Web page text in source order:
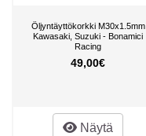
Öljyntäyttökorkki M30x1.5mm
Kawasaki, Suzuki - Bonamici
Racing
49,00€
Näytä